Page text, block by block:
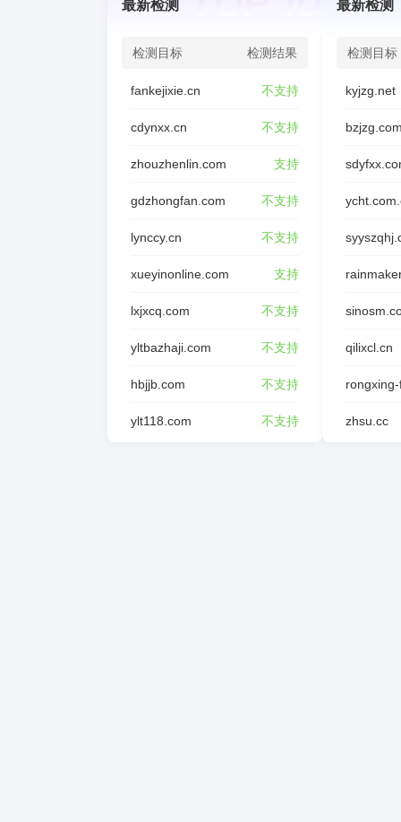
最新检测
检测目标 检测结果
fankejixie.cn 不支持
cdynxx.cn 不支持
zhouzhenlin.com 支持
gdzhongfan.com 不支持
lynccy.cn 不支持
xueyinonline.com 支持
lxjxcq.com 不支持
yltbazhaji.com 不支持
hbjjb.com 不支持
ylt118.com 不支持
最新检测
检测目标
kyjzg.net
qilixcl.cn
zhsu.cc